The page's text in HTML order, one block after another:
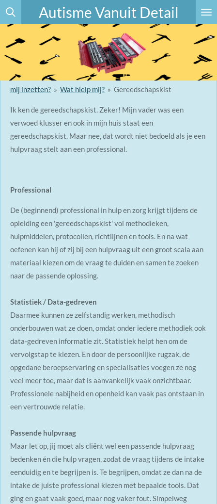
Ga
direct
naar
de
hoofdinhoud
Autisme Vanuit Detail
mij inzetten? » Wat hielp mij? » Gereedschapskist
Ik ken de gereedschapskist. Zeker! Mijn vader was een
verwoed klusser en ook in mijn huis staat een
gereedschapskist. Maar nee, dat wordt niet bedoeld als je een
hulpvraag stelt aan een professional.
Professional
De (beginnend) professional in hulp en zorg krijgt tijdens de
opleiding een 'gereedschapskist' vol methodieken,
hulpmiddelen, protocollen, richtlijnen en tools. En na wat
oefenen kan hij of zij bij een hulpvraag uit een groot scala aan
materiaal kiezen om devraag te duiden en samen te zoeken
naar de passende oplossing.
Statistiek / Data-gedreven
Daarmee kunnen ze zelfstandig werken, methodisch
onderbouwen wat ze doen, omdat onder iedere methodiek ook
data-gedreven informatie zit. Statistiek helpt hen om de
vervolgstap te kiezen. En door de persoonlijke rugzak, de
opgedane beroepservaring en specialisaties voegen ze nog
veel meer toe, maar dat is aanvankelijk vaak onzichtbaar.
Professionele nabijheid en openheid kan vaak pas ontstaan in
een vertrouwde relatie.
Passende hulpvraag
Maar let op, jij moet als cliënt wel een passende hulpvraag
bedenken én die hulp vragen, zodat de vraag tijdens de intake
eenduidig en te begrijpen is. Te begrijpen, omdat ze dan na de
intake de juiste professional kiezen met bepaalde tools. Dat
ging en gaat vaak goed, maar nog vaker fout. Simpelweg